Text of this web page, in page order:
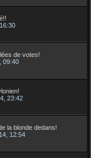
de votes!
09:40
23:42
la blonde dedans!
12:54